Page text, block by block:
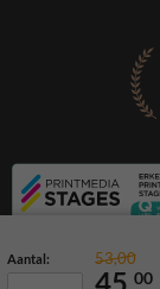
Aantal: 53,00
00